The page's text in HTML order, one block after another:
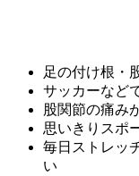
足の付け根・
サッカーなど
股関節の痛み
思いきりスポ
毎日ストレッ
い